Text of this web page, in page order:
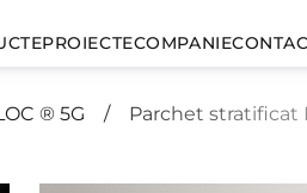
PROIECTECOMPANIE
® 5G Parchet stratificat